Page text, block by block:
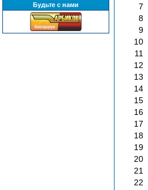
Будьте с нами
7
8
9
10
11
12
13
14
15
16
17
18
19
20
21
22